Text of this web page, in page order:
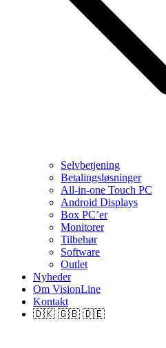
Selvbetjening
Betalingsløsninger
All-in-one Touch PC
Android Displays
Box PC’er
Monitorer
Tilbehør
Software
Outlet
Nyheder
Om VisionLine
Kontakt
🇩🇰 🇬🇧 🇩🇪